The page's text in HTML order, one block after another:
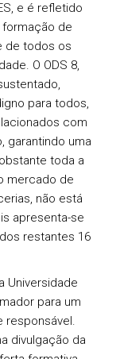
e é refletido
de
de todos os
O ODS 8,
para todos,
com
garantindo uma
toda a
mercado de
não está
apresenta-se
restantes 16
Universidade
para um
responsável.
divulgação da